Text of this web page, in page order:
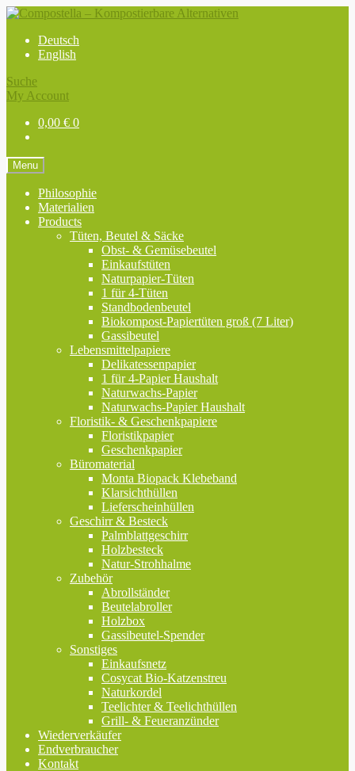
Skip
navigation
Skip
contentDeutsch
English
Suche
My Account
0,00 € 0
Menu
Philosophie
Materialien
Products
Tüten, Beutel & Säcke
Obst- & Gemüsebeutel
Einkaufstüten
Naturpapier-Tüten
1 für 4-Tüten
Standbodenbeutel
Biokompost-Papiertüten groß (7 Liter)
Gassibeutel
Lebensmittelpapiere
Delikatessenpapier
1 für 4-Papier Haushalt
Naturwachs-Papier
Naturwachs-Papier Haushalt
Floristik- & Geschenkpapiere
Floristikpapier
Geschenkpapier
Büromaterial
Monta Biopack Klebeband
Klarsichthüllen
Lieferscheinhüllen
Geschirr & Besteck
Palmblattgeschirr
Holzbesteck
Natur-Strohhalme
Zubehör
Abrollständer
Beutelabroller
Holzbox
Gassibeutel-Spender
Sonstiges
Einkaufsnetz
Cosycat Bio-Katzenstreu
Naturkordel
Teelichter & Teelichthüllen
Grill- & Feueranzünder
Wiederverkäufer
Endverbraucher
Kontakt